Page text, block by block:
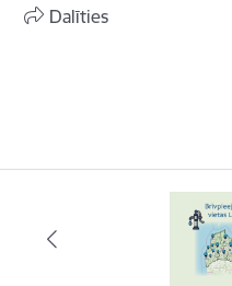
Dalīties